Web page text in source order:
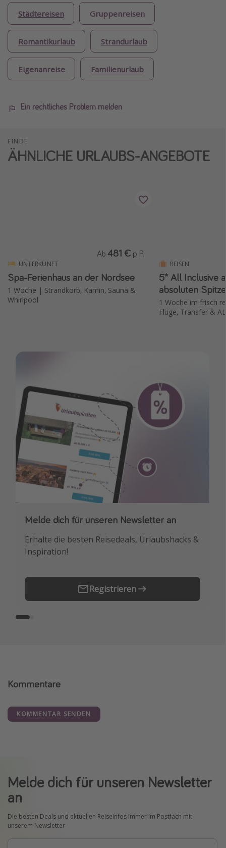
Städtereisen Gruppenreisen
Romantikurlaub Strandurlaub
Eigenanreise Familienurlaub
Ein rechtliches Problem melden
FINDE
ÄHNLICHE URLAUBS-ANGEBOTE
UNTERKUNFT
Spa-Ferienhaus an der Nordsee
1 Woche | Strandkorb, Kamin, Sauna &
Whirlpool
Ab 481 € p. P.
REISEN
5* All Inclusive
absoluten
1 Woche im frisch
Flüge, Transfer &
Melde dich für unseren Newsletter an
Erhalte die besten Reisedeals, Urlaubshacks &
Inspiration!
Registrieren
Downloade unsere App
Buche die besten Reiseschnäppchen als
Erstes.
Kommentare
KOMMENTAR SENDEN
Melde dich für unseren Newsletter
an
Die besten Deals und aktuellen Reiseinfos immer im Postfach mit
unserem Newsletter